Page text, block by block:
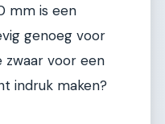
mm is een
genoeg voor
voor een
indruk maken?